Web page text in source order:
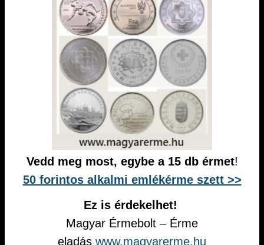
Vedd meg most, egybe a 15 db érmet!
50 forintos alkalmi emlékérme szett >>
Ez is érdekelhet!
Magyar Érmebolt – Érme
eladás www.magyarerme.hu